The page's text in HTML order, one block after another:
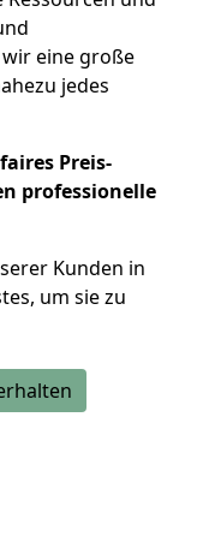
eine große
jedes
Preis-
professionelle
Kunden in
um sie zu